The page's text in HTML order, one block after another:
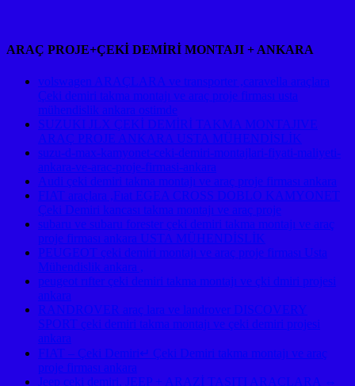
ARAÇ PROJE+ÇEKİ DEMİRİ MONTAJI + ANKARA
volswagen ARAÇLARA ve transporter ,caravella araçlara
Çeki demiri takma montajı ve araç proje firması usta
mühendislik ankara ostimde
SUZUKI JLX ÇEKİ DEMİRİ TAKMA MONTAJIVE
ARAÇ PROJE ANKARA USTA MÜHENDİSLİK
suzu-d-max-kamyonet-ceki-demiri-montajlari-fiyati-maliyeti-
ankara-ve-arac-proje-firmasi-ankara
Audi çeki demiri takma montajı ve araç proje firması ankara
FIAT araçlara ,Fıat EGEA CROSS DOBLO KAMYONET
Çeki Demiri kancası takma montajı ve araç proje
subaru ve subaru forester çeki demiri takma montajı ve araç
proje firması ankara USTA MÜHENDİSLİK
PEUGEOT çeki demiri montajı ve araç proje firması Usta
Mühendislik ankara ,
peugeot rıfter çeki demiri takma montajı ve çki dmiri projesi
ankara
RANDROVER araç lara ve landrover DISCOVERY
SPORT çeki demiri takma montajı ve çeki demiri projesi
ankara
FIAT – Çeki Demiri↵ Çeki Demiri takma montajı ve araç
proje firması ankara
Jeep çeki demiri, JEEP + ARAZİ TAŞITI ARAÇLARA ⇔